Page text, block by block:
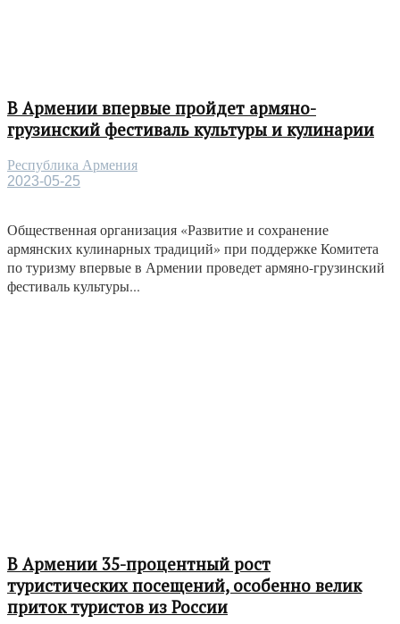
В Армении впервые пройдет армяно-
грузинский фестиваль культуры и кулинарии
Республика Армения
2023-05-25
Общественная организация «Развитие и сохранение
армянских кулинарных традиций» при поддержке Комитета
по туризму впервые в Армении проведет армяно-грузинский
фестиваль культуры...
В Армении 35-процентный рост
туристических посещений, особенно велик
приток туристов из России